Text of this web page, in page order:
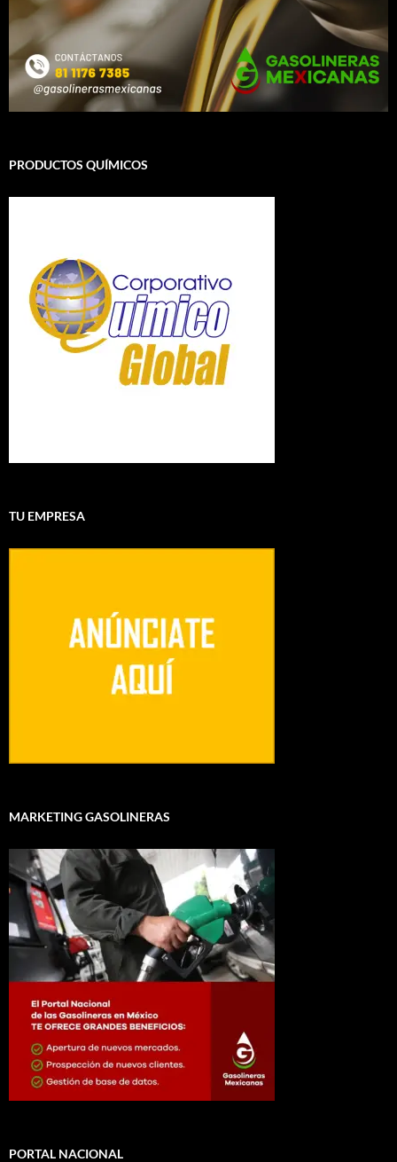
PRODUCTOS QUÍMICOS
TU EMPRESA
MARKETING GASOLINERAS
PORTAL NACIONAL